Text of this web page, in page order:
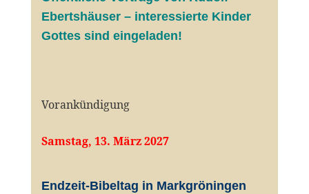
Ebertshäuser – interessierte Kinder
Gottes sind eingeladen!
Vorankündigung
Samstag, 13. März 2027
Endzeit-Bibeltag in Markgröningen